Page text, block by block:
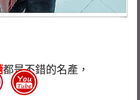
都是不錯的名產，